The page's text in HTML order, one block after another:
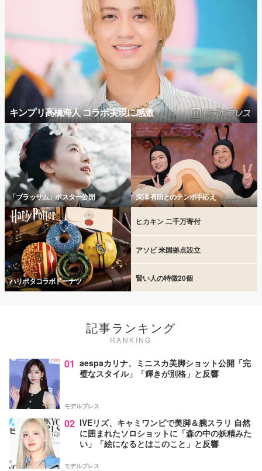
キンプリ高橋海人 コラボ実現に感激
「ブラッサム」ポスター公開 深澤 有田とのテンポ手応え
ハリポタコラボドーナツ
ヒカキン 二千万寄付
アソビ 米国拠点設立
賢い人の特徴20個
記事ランキング
RANKING
01 aespaカリナ、ミニスカ美脚ショット公開「完
璧なスタイル」「輝きが別格」と反響
モデルプレス
02 IVEリズ、キャミワンピで美脚＆腕スラリ 自然
に囲まれたソロショットに「森の中の妖精みた
い」「絵になるとはこのこと」と反響
モデルプレス